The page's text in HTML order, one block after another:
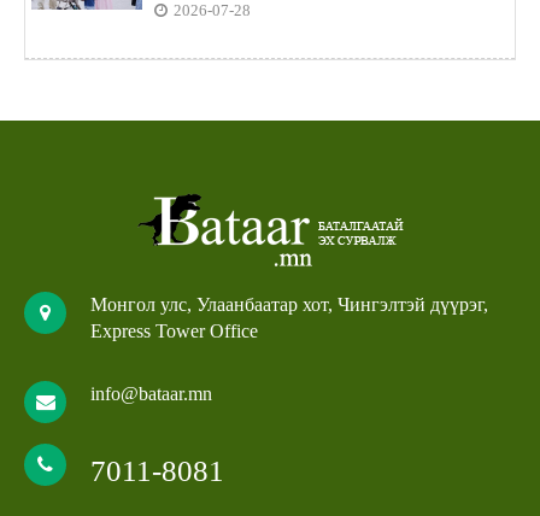
2026-07-28
Монгол улс, Улаанбаатар хот, Чингэлтэй дүүрэг,
Express Tower Office
info@bataar.mn
7011-8081